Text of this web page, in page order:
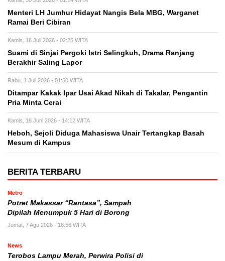
Menteri LH Jumhur Hidayat Nangis Bela MBG, Warganet
Ramai Beri Cibiran
Kamis, 16 Juli 2026 - 02:25 WITA
Suami di Sinjai Pergoki Istri Selingkuh, Drama Ranjang
Berakhir Saling Lapor
Rabu, 1 Juli 2026 - 01:50 WITA
Ditampar Kakak Ipar Usai Akad Nikah di Takalar, Pengantin
Pria Minta Cerai
Kamis, 18 Juni 2026 - 14:12 WITA
Heboh, Sejoli Diduga Mahasiswa Unair Tertangkap Basah
Mesum di Kampus
BERITA TERBARU
Metro
Potret Makassar “Rantasa”, Sampah
Dipilah Menumpuk 5 Hari di Borong
Jumat, 7 Agu 2026 - 16:56 WITA
News
Terobos Lampu Merah, Perwira Polisi di